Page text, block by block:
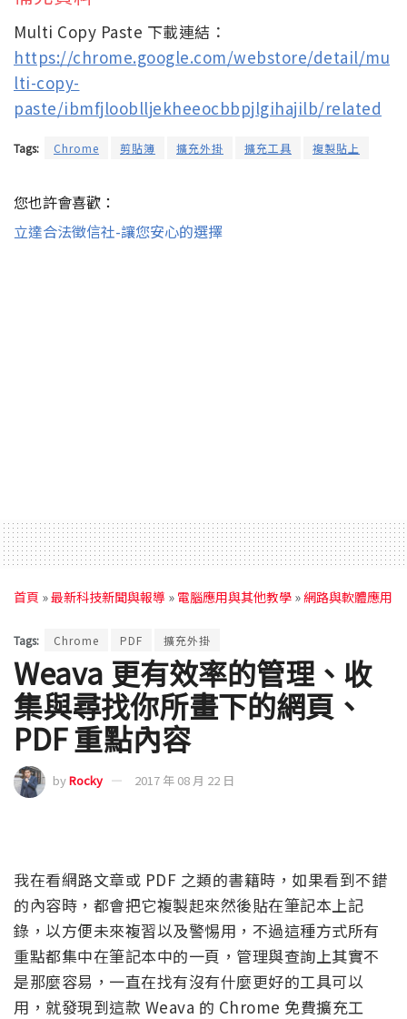
Multi Copy Paste 下載連結：
https://chrome.google.com/webstore/detail/mu
lti-copy-
paste/ibmfjlooblljekheeocbbpjlgihajilb/related
Tags: Chrome 剪貼簿 擴充外掛 擴充工具 複製貼上
您也許會喜歡：
立達合法徵信社-讓您安心的選擇
首頁 »最新科技新聞與報導 » 電腦應用與其他教學 » 網路與軟體應用
Tags: Chrome PDF 擴充外掛
Weava 更有效率的管理、收
集與尋找你所畫下的網頁、
PDF 重點內容
byRocky 2017 年 08 月 22 日
我在看網路文章或 PDF 之類的書籍時，如果看到不錯
的內容時，都會把它複製起來然後貼在筆記本上記
錄，以方便未來複習以及警惕用，不過這種方式所有
重點都集中在筆記本中的一頁，管理與查詢上其實不
是那麼容易，一直在找有沒有什麼更好的工具可以
用，就發現到這款 Weava 的 Chrome 免費擴充工